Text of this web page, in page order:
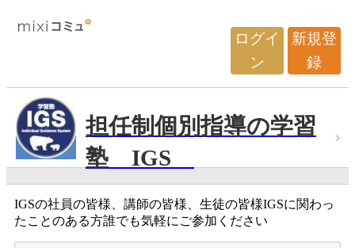
ログイ
ン
新規登
録
担任制個別指導の学習
塾 IGS
IGSの社員の皆様、講師の皆様、生徒の皆様IGSに関わっ
たことのある方誰でも気軽にご参加ください